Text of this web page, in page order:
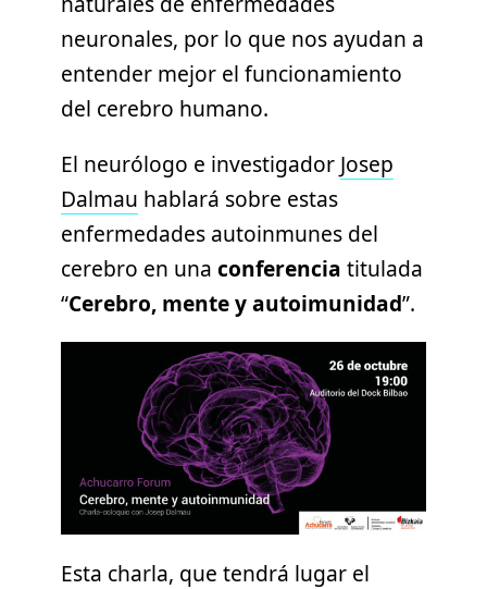
neuronales, por lo que nos ayudan a
entender mejor el funcionamiento
del cerebro humano.
El neurólogo e investigador Josep
Dalmau hablará sobre estas
enfermedades autoinmunes del
cerebro en una conferencia titulada
“Cerebro, mente y autoimunidad”.
Esta charla, que tendrá lugar el